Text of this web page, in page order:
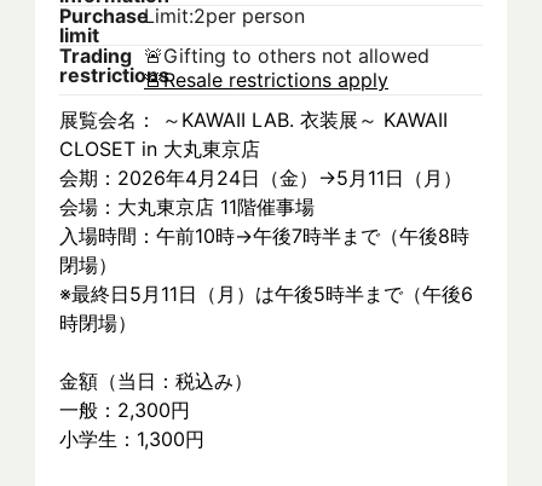
Purchase
limit
Limit:2per person
Trading
restrictions
🚨Gifting to others not allowed
🚨Resale restrictions apply
展覧会名： ～KAWAII LAB. 衣装展～ KAWAII
CLOSET in 大丸東京店
会期：2026年4月24日（金）→5月11日（月）
会場：大丸東京店 11階催事場
入場時間：午前10時→午後7時半まで（午後8時
閉場）
※最終日5月11日（月）は午後5時半まで（午後6
時閉場）
金額（当日：税込み）
一般：2,300円
小学生：1,300円